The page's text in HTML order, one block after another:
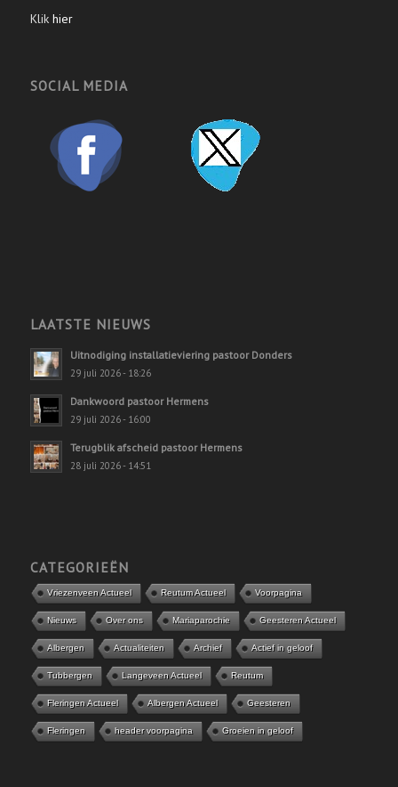
Klik hier
SOCIAL MEDIA
LAATSTE NIEUWS
Uitnodiging installatieviering pastoor Donders
29 juli 2026 - 18:26
Dankwoord pastoor Hermens
29 juli 2026 - 16:00
Terugblik afscheid pastoor Hermens
28 juli 2026 - 14:51
CATEGORIEËN
Vriezenveen Actueel Reutum Actueel Voorpagina
Nieuws Over ons Mariaparochie Geesteren Actueel
Albergen Actualiteiten Archief Actief in geloof
Tubbergen Langeveen Actueel Reutum
Fleringen Actueel Albergen Actueel Geesteren
Fleringen header voorpagina Groeien in geloof